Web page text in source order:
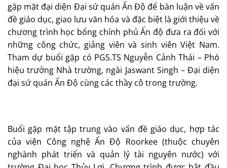
gặp mặt đại diện Đại sứ quán Ấn Độ để bàn luận về vấn
đề giáo dục, giao lưu văn hóa và đặc biệt là giới thiệu về
chương trình học bổng chính phủ Ấn độ đưa ra đối với
những công chức, giảng viên và sinh viên Việt Nam.
Tham dự buổi gặp có PGS.TS Nguyễn Cảnh Thái – Phó
hiệu trưởng Nhà trường, ngài Jaswant Singh – Đại diện
đại sứ quán Ấn Độ cùng các thầy cô trong trường.
Buổi gặp mặt tập trung vào vấn đề giáo dục, hợp tác
của viện Công nghệ Ấn Độ Roorkee (thuộc chuyên
nghành phát triển và quản lý tài nguyên nước) với